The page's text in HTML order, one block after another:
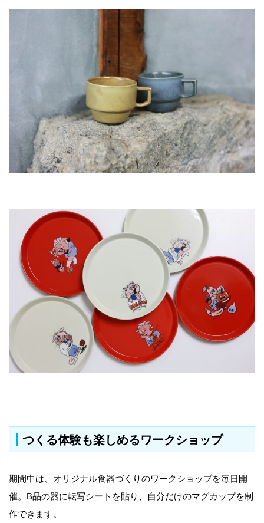
つくる体験も楽しめるワークショップ
期間中は、オリジナル食器づくりのワークショップを毎日開
催。B品の器に転写シートを貼り、自分だけのマグカップを制
作できます。